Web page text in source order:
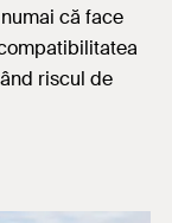
că face
riscul de